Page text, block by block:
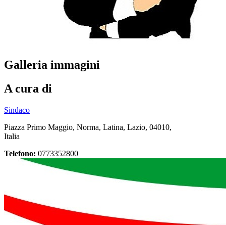
Galleria immagini
A cura di
Sindaco
Piazza Primo Maggio, Norma, Latina, Lazio, 04010,
Italia
Telefono: 0773352800